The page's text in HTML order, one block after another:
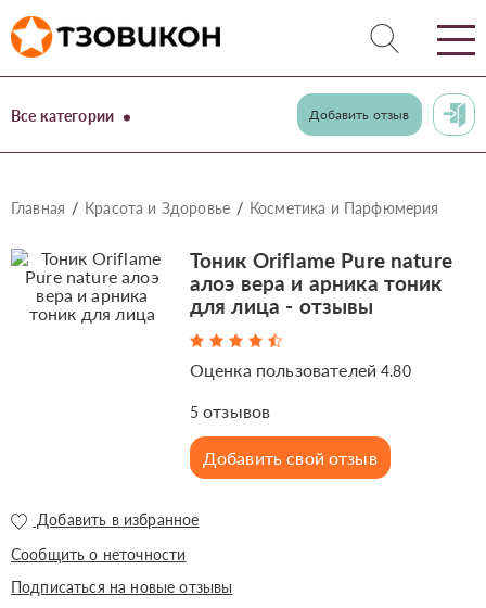
Все категории Добавить отзыв
Главная Красота и Здоровье Косметика и Парфюмерия
Тоник Oriflame Pure nature
алоэ вера и арника тоник
для лица - отзывы
Оценка пользователей4.80
5отзывов
Добавить свой отзыв
Добавить в избранное
Сообщить о неточности
Подписаться на новые отзывы